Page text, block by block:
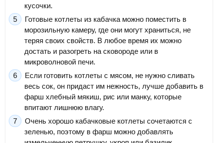
кусочки.
Готовые котлеты из кабачка можно поместить в
морозильную камеру, где они могут храниться, не
теряя своих свойств. В любое время их можно
достать и разогреть на сковороде или в
микроволновой печи.
Если готовить котлеты с мясом, не нужно сливать
весь сок, он придаст им нежность, лучше добавить в
фарш хлебный мякиш, рис или манку, которые
впитают лишнюю влагу.
Очень хорошо кабачковые котлеты сочетаются с
зеленью, поэтому в фарш можно добавлять